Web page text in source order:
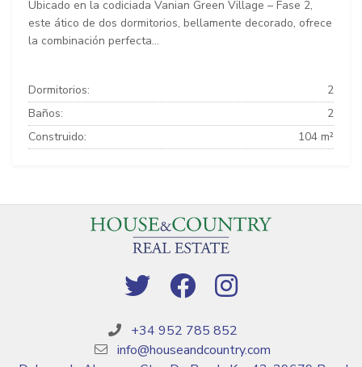
Ubicado en la codiciada Vanian Green Village – Fase 2,
este ático de dos dormitorios, bellamente decorado, ofrece
la combinación perfecta...
Dormitorios:
2
Baños:
2
Construido:
104 m²
+34 952 785 852
info@houseandcountry.com